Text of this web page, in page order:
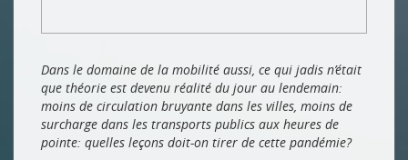
Dans le domaine de la mobilité aussi, ce qui jadis n’était
que théorie est devenu réalité du jour au lendemain:
moins de circulation bruyante dans les villes, moins de
surcharge dans les transports publics aux heures de
pointe: quelles leçons doit-on tirer de cette pandémie?